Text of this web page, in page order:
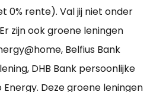
0% rente). Val jij niet onder
zijn ook groene leningen
Belfius Bank
DHB Bank persoonlijke
Energy. Deze groene leningen